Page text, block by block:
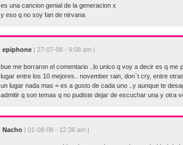
es una cancion genial de la generacion x
y eso q no soy fan de nirvana
epiphone | 27-07-08 - 9:08 am |
bue me borraron el comentario ..lo unico q voy a decir es q me
lugar entre los 10 mejores.. november rain, don`t cry, entre
un lugar nada mas = es a gusto de cada uno ..y aunque te
admitir q son temas q no pudiste dejar de escuchar una y otra
Nacho | 01-08-08 - 12:36 am |